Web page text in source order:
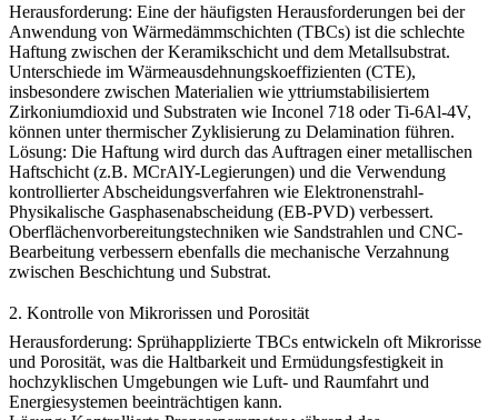
Herausforderung: Eine der häufigsten Herausforderungen bei der
Anwendung von Wärmedämmschichten (TBCs) ist die schlechte
Haftung zwischen der Keramikschicht und dem Metallsubstrat.
Unterschiede im Wärmeausdehnungskoeffizienten (CTE),
insbesondere zwischen Materialien wie yttriumstabilisiertem
Zirkoniumdioxid und Substraten wie Inconel 718 oderTi-6Al-4V,
können unter thermischer Zyklisierung zu Delamination führen.
Lösung: Die Haftung wird durch das Auftragen einer metallischen
Haftschicht (z.B. MCrAlY-Legierungen) und die Verwendung
kontrollierter Abscheidungsverfahren wie Elektronenstrahl-
Physikalische Gasphasenabscheidung (EB-PVD) verbessert.
Oberflächenvorbereitungstechniken wie Sandstrahlen und CNC-
Bearbeitung verbessern ebenfalls die mechanische Verzahnung
zwischen Beschichtung und Substrat.
2. Kontrolle von Mikrorissen und Porosität
Herausforderung: Sprühapplizierte TBCs entwickeln oft Mikrorisse
und Porosität, was die Haltbarkeit und Ermüdungsfestigkeit in
hochzyklischen Umgebungen wie Luft- und Raumfahrt und
Energiesystemen beeinträchtigen kann.